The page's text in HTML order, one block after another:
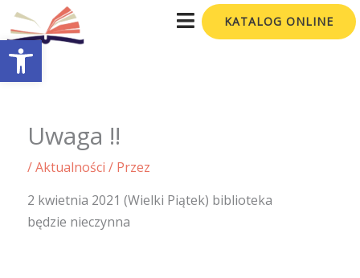
Otwórz pasek narzędzi
Przejdź
do
treści
KATALOG ONLINE
Uwaga !!
/Aktualności / Przez
2 kwietnia 2021 (Wielki Piątek) biblioteka
będzie nieczynna